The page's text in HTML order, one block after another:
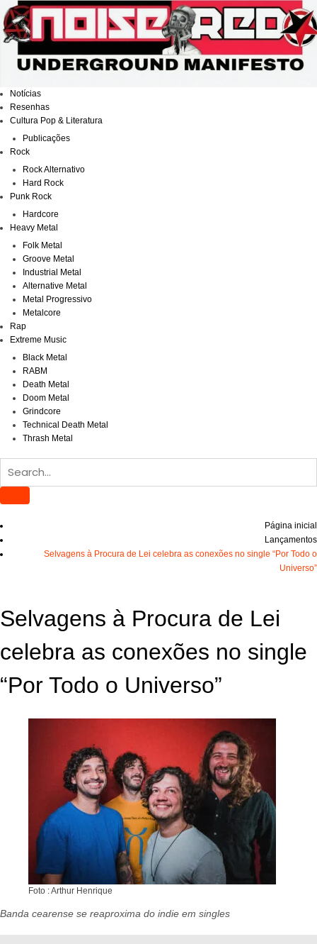
para
o
conteúdo
Notícias
Resenhas
Cultura Pop & Literatura
Publicações
Rock
Rock Alternativo
Hard Rock
Punk Rock
Hardcore
Heavy Metal
Folk Metal
Groove Metal
Industrial Metal
Alternative Metal
Metal Progressivo
Metalcore
Rap
Extreme Music
Black Metal
RABM
Death Metal
Doom Metal
Grindcore
Technical Death Metal
Thrash Metal
Página inicial
Lançamentos
Selvagens à Procura de Lei celebra as conexões no single “Por Todo o
Universo”
Selvagens à Procura de Lei
celebra as conexões no single
“Por Todo o Universo”
Foto : Arthur Henrique
Banda cearense se reaproxima do indie em singles